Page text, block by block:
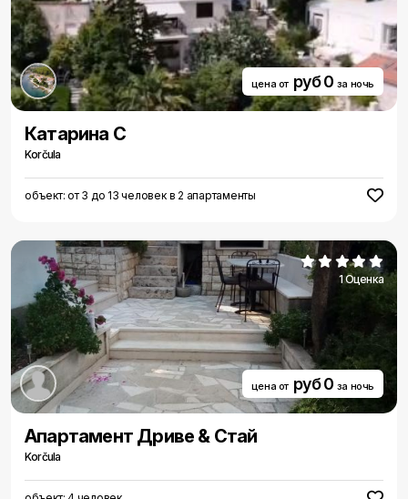
цена от руб 0 за ночь
Катарина С
Korčula
объект: от 3 до 13 человек в 2 апартаменты
1 Оценка
цена от руб 0 за ночь
Aпартамент Дриве & Стай
Korčula